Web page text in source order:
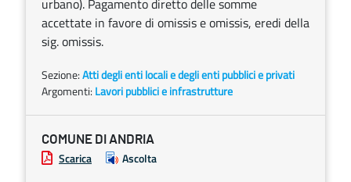
urbano). Pagamento diretto delle somme
accettate in favore di omissis e omissis, eredi della
sig. omissis.
Sezione:Atti degli enti locali e degli enti pubblici e privati
Argomenti: Lavori pubblici e infrastrutture
COMUNE DI ANDRIA
Scarica Ascolta